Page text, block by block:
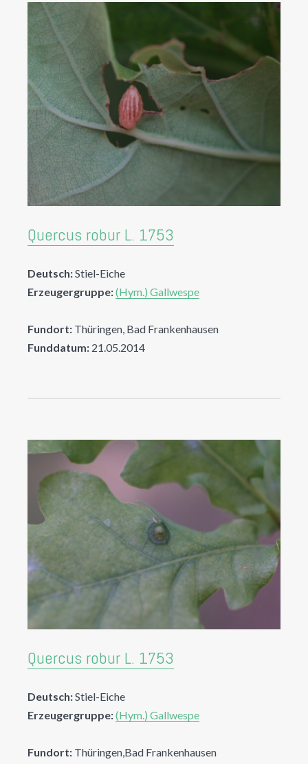
Quercus robur L. 1753
Deutsch:Stiel-Eiche
Erzeugergruppe:(Hym.) Gallwespe
Fundort: Thüringen, Bad Frankenhausen
Funddatum: 21.05.2014
Quercus robur L. 1753
Deutsch:Stiel-Eiche
Erzeugergruppe:(Hym.) Gallwespe
Fundort: Thüringen,Bad Frankenhausen